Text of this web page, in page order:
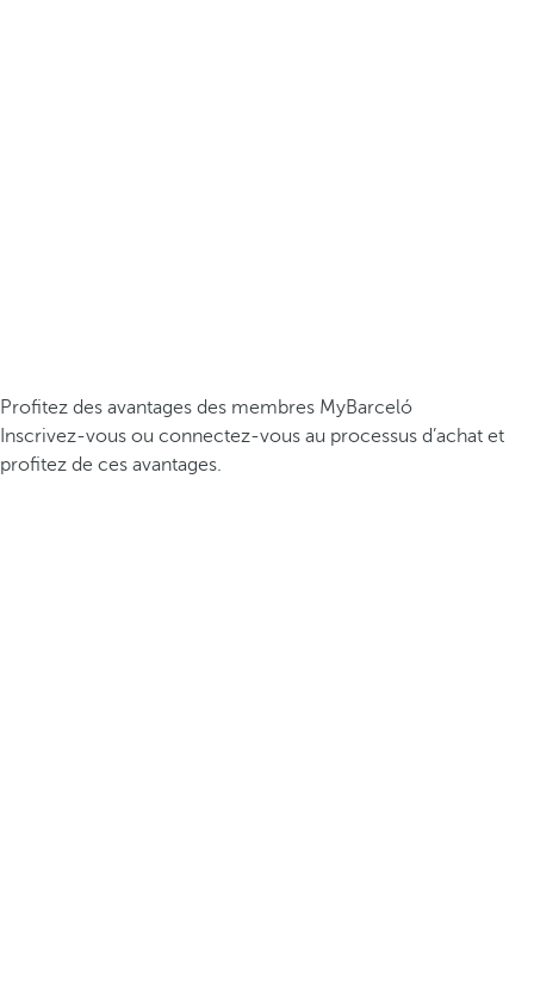
Profitez des avantages des membres MyBarceló
Inscrivez-vous ou connectez-vous au processus d’achat et
profitez de ces avantages.